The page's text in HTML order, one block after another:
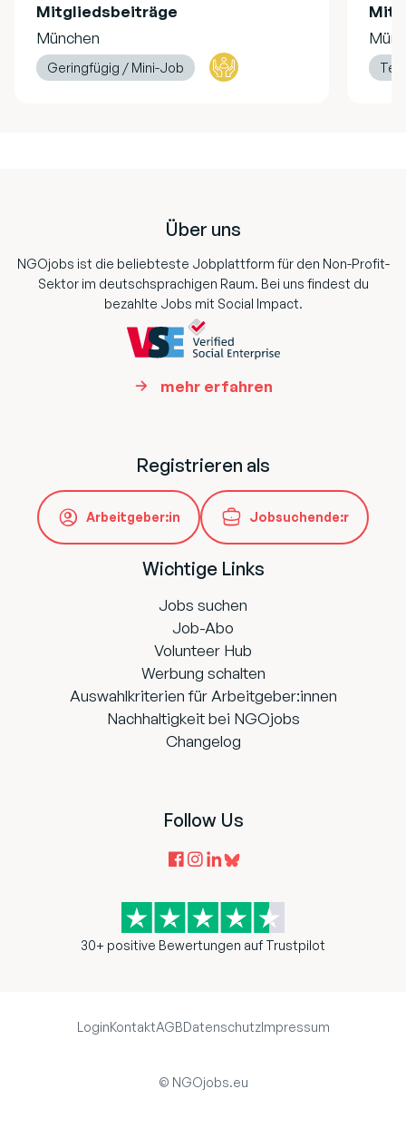
Mitgliedsbeiträge
München
Geringfügig / Mini-Job
Über uns
NGOjobs ist die beliebteste Jobplattform für den Non-Profit-
Sektor im deutschsprachigen Raum. Bei uns findest du
bezahlte Jobs mit Social Impact.
mehr erfahren
Registrieren als
Arbeitgeber:in Jobsuchende:r
Wichtige Links
Jobs suchen
Job-Abo
Volunteer Hub
Werbung schalten
Auswahlkriterien für Arbeitgeber:innen
Nachhaltigkeit bei NGOjobs
Changelog
Follow Us
30+ positive Bewertungen auf Trustpilot
LoginKontaktAGBDatenschutzImpressum
© NGOjobs.eu